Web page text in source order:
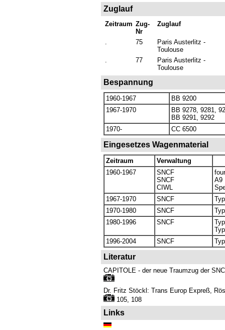
Zuglauf
Zeitraum Zug-
Nr
Zuglauf
. 75
Paris Austerlitz -
Toulouse
.
77
Paris Austerlitz -
Toulouse
Bespannung
1960-1967
BB 9200
1967-1970
BB 9278, 9281,
BB 9291, 9292
1970-
CC 6500
Eingesetzes Wagenmaterial
Zeitraum
Verwaltung
1960-1967
SNCF
SNCF
CIWL
A9
1967-1970
SNCF
1970-1980
SNCF
1980-1996
SNCF
1996-2004
SNCF
Literatur
CAPITOLE - der neue Traumzug der
Dr. Fritz Stöckl: Trans Europ Expreß,
105, 108
Links